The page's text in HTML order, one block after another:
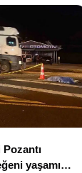
Pozantı
yaşamını